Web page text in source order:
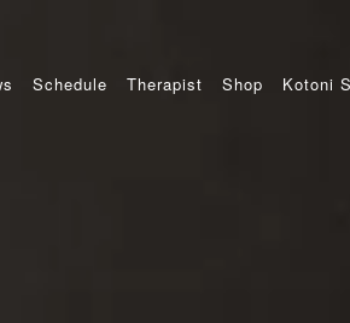
Schedule Therapist Shop Kotoni